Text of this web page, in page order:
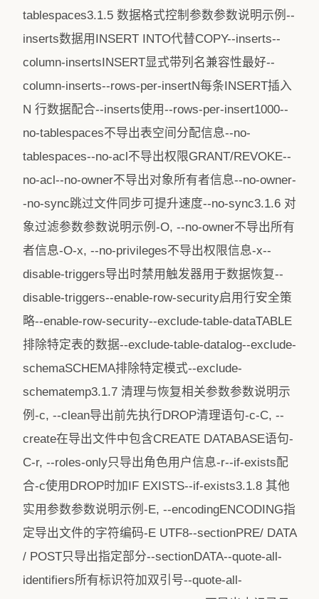
tablespaces3.1.5 数据格式控制参数参数说明示例--
inserts数据用INSERT INTO代替COPY--inserts--
column-insertsINSERT显式带列名兼容性最好--
column-inserts--rows-per-insertN每条INSERT插入
N 行数据配合--inserts使用--rows-per-insert1000--
no-tablespaces不导出表空间分配信息--no-
tablespaces--no-acl不导出权限GRANT/REVOKE--
no-acl--no-owner不导出对象所有者信息--no-owner-
-no-sync跳过文件同步可提升速度--no-sync3.1.6 对
象过滤参数参数说明示例-O, --no-owner不导出所有
者信息-O-x, --no-privileges不导出权限信息-x--
disable-triggers导出时禁用触发器用于数据恢复--
disable-triggers--enable-row-security启用行安全策
略--enable-row-security--exclude-table-dataTABLE
排除特定表的数据--exclude-table-datalog--exclude-
schemaSCHEMA排除特定模式--exclude-
schematemp3.1.7 清理与恢复相关参数参数说明示
例-c, --clean导出前先执行DROP清理语句-c-C, --
create在导出文件中包含CREATE DATABASE语句-
C-r, --roles-only只导出角色用户信息-r--if-exists配
合-c使用DROP时加IF EXISTS--if-exists3.1.8 其他
实用参数参数说明示例-E, --encodingENCODING指
定导出文件的字符编码-E UTF8--sectionPRE/ DATA
/ POST只导出指定部分--sectionDATA--quote-all-
identifiers所有标识符加双引号--quote-all-